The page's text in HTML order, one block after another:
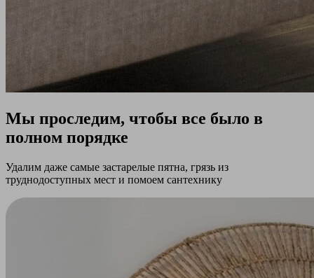
Мы проследим, чтобы все было в
полном порядке
Удалим даже самые застарелые пятна, грязь из
труднодоступных мест и помоем сантехнику